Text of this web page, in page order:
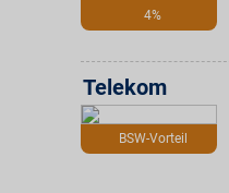
4%
BSW-Vorteil
Telekom